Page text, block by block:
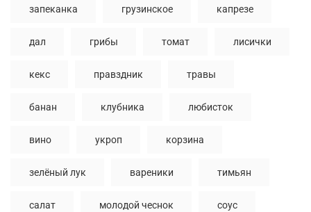
запеканка грузинское капрезе
дал грибы томат лисички
кекс правздник травы
банан клубника любисток
вино укроп корзина
зелёный лук вареники тимьян
салат молодой чеснок соус